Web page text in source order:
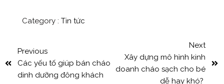
Category : Tin tức
Previous
Các yếu tố giúp bán cháo
dinh dưỡng đông khách
Next
Xây dựng mô hình kinh
doanh cháo sạch cho bé
dễ hay khó?